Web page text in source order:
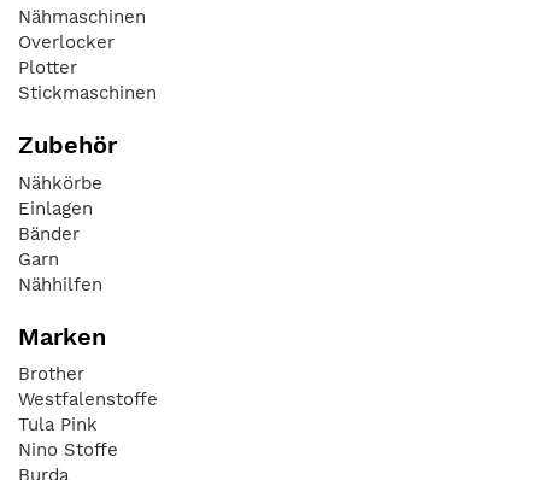
Nähmaschinen
Overlocker
Plotter
Stickmaschinen
Zubehör
Nähkörbe
Einlagen
Bänder
Garn
Nähhilfen
Marken
Brother
Westfalenstoffe
Tula Pink
Nino Stoffe
Burda